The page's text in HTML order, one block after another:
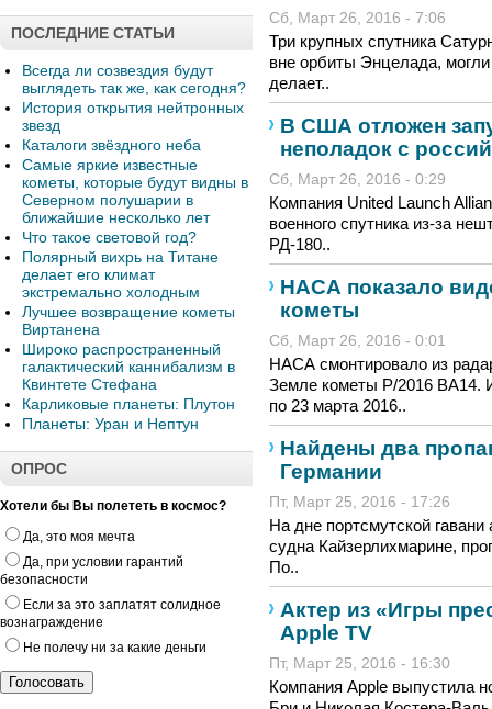
ПОСЛЕДНИЕ СТАТЬИ
Всегда ли созвездия будут
выглядеть так же, как сегодня?
История открытия нейтронных
звезд
Каталоги звёздного неба
Самые яркие известные
кометы, которые будут видны в
Северном полушарии в
ближайшие несколько лет
Что такое световой год?
Полярный вихрь на Титане
делает его климат
экстремально холодным
Лучшее возвращение кометы
Виртанена
Широко распространенный
галактический каннибализм в
Квинтете Стефана
Карликовые планеты: Плутон
Планеты: Уран и Нептун
ОПРОС
Хотели бы Вы полететь в космос?
Да, это моя мечта
Да, при условии гарантий
безопасности
Если за это заплатят солидное
вознаграждение
Не полечу ни за какие деньги
Сб, Март 26, 2016 - 7:06
Три крупных спутника
вне орбиты Энцелада, могли
делает..
В США отложен
неполадок с
Сб, Март 26, 2016 - 0:29
Компания United Launch
военного спутника из-за
РД-180..
НАСА показало
кометы
Сб, Март 26, 2016 - 0:01
НАСА смонтировало из
Земле кометы P/2016 BA14.
по 23 марта 2016..
Найдены два
Германии
Пт, Март 25, 2016 - 17:26
На дне портсмутской
судна Кайзерлихмарине,
По..
Актер из «Игры
Apple TV
Пт, Март 25, 2016 - 16:30
Компания Apple выпустила